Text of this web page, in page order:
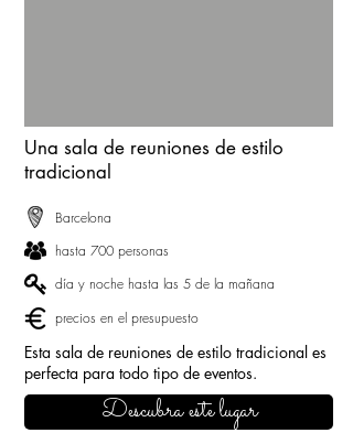
Una sala de reuniones de estilo
tradicional
Barcelona
hasta 700 personas
día y noche hasta las 5 de la mañana
precios en el presupuesto
Esta sala de reuniones de estilo tradicional es
perfecta para todo tipo de eventos.
Descubra este lugar